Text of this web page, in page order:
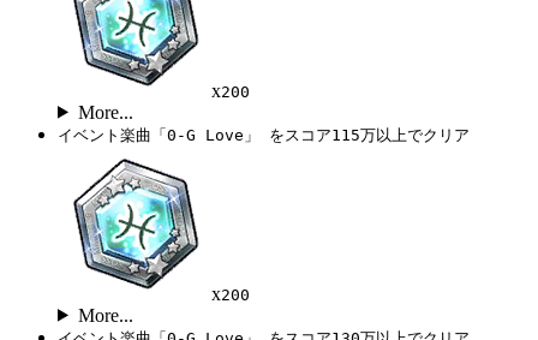
x200
More...
イベント楽曲「0-G Love」 をスコア115万以上でクリア
x200
More...